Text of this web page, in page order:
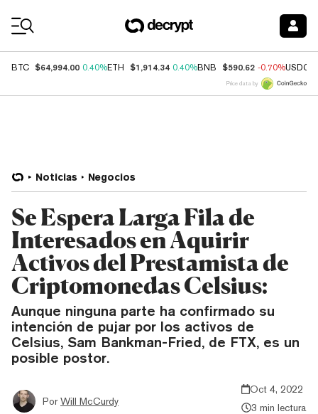
BTC $64,994.00 0.40%ETH $1,914.34 0.40%BNB $590.62 -0.70%USDC
Price data by
Noticias Negocios
Se Espera Larga Fila de
Interesados en Aquirir
Activos del Prestamista de
Criptomonedas Celsius:
Aunque ninguna parte ha confirmado su
intención de pujar por los activos de
Celsius, Sam Bankman-Fried, de FTX, es un
posible postor.
Por Will McCurdy
Oct 4, 2022
3 min lectura